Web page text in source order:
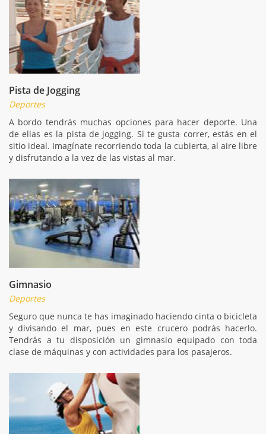
Pista de Jogging
Deportes
A bordo tendrás muchas opciones para hacer deporte. Una
de ellas es la pista de jogging. Si te gusta correr, estás en el
sitio ideal. Imagínate recorriendo toda la cubierta, al aire libre
y disfrutando a la vez de las vistas al mar.
Gimnasio
Deportes
Seguro que nunca te has imaginado haciendo cinta o bicicleta
y divisando el mar, pues en este crucero podrás hacerlo.
Tendrás a tu disposición un gimnasio equipado con toda
clase de máquinas y con actividades para los pasajeros.